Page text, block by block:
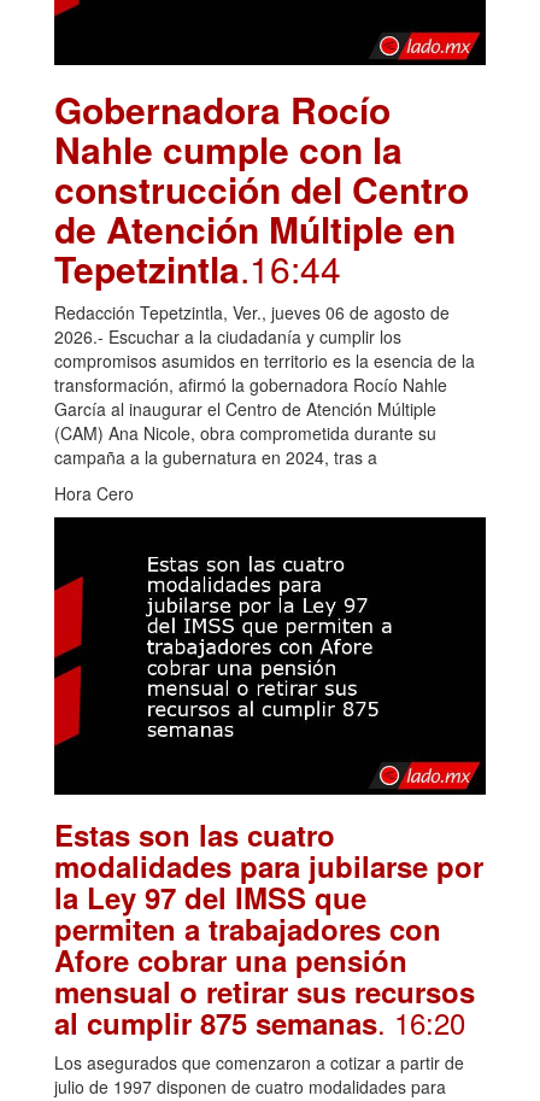
Gobernadora Rocío
Nahle cumple con la
construcción del Centro
de Atención Múltiple en
Tepetzintla.16:44
Redacción Tepetzintla, Ver., jueves 06 de agosto de
2026.- Escuchar a la ciudadanía y cumplir los
compromisos asumidos en territorio es la esencia de la
transformación, afirmó la gobernadora Rocío Nahle
García al inaugurar el Centro de Atención Múltiple
(CAM) Ana Nicole, obra comprometida durante su
campaña a la gubernatura en 2024, tras a
Hora Cero
Estas son las cuatro
modalidades para jubilarse por
la Ley 97 del IMSS que
permiten a trabajadores con
Afore cobrar una pensión
mensual o retirar sus recursos
al cumplir 875 semanas. 16:20
Los asegurados que comenzaron a cotizar a partir de
julio de 1997 disponen de cuatro modalidades para